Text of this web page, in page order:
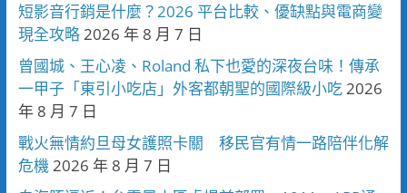
短影音行銷是什麼？2026 平台比較、優缺點與電商變
現全攻略2026 年 8 月 7 日
曾國城、王心凌、Roland 私下也愛的深夜台味！傳承
一甲子「東引小吃店」外客都朝聖的國際級小吃2026
年 8 月 7 日
戰火無情約旦母女護照卡關 移民官有情一路陪伴化解
危機2026 年 8 月 7 日